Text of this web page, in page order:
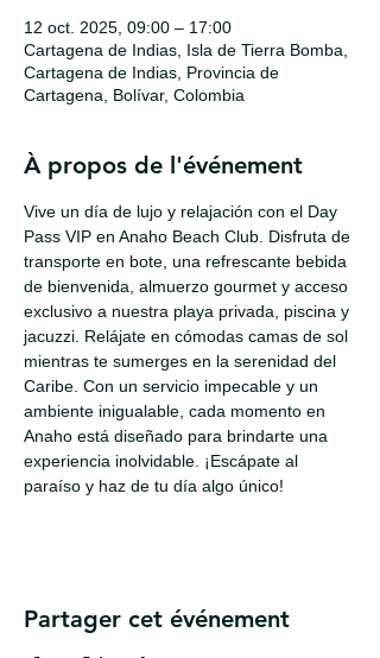
12 oct. 2025, 09:00 – 17:00
Cartagena de Indias, Isla de Tierra Bomba,
Cartagena de Indias, Provincia de
Cartagena, Bolívar, Colombia
À propos de l'événement
Vive un día de lujo y relajación con el Day
Pass VIP en Anaho Beach Club. Disfruta de
transporte en bote, una refrescante bebida
de bienvenida, almuerzo gourmet y acceso
exclusivo a nuestra playa privada, piscina y
jacuzzi. Relájate en cómodas camas de sol
mientras te sumerges en la serenidad del
Caribe. Con un servicio impecable y un
ambiente inigualable, cada momento en
Anaho está diseñado para brindarte una
experiencia inolvidable. ¡Escápate al
paraíso y haz de tu día algo único!
Partager cet événement